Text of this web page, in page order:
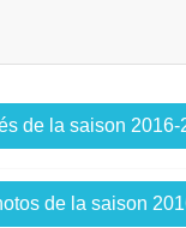
de la saison 2016-
de la saison